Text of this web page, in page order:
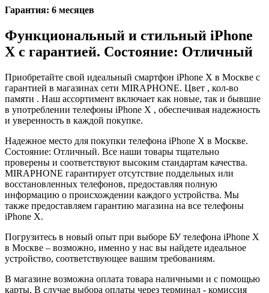
Гарантия: 6 месяцев
Функциональный и стильный iPhone
X с гарантией. Состояние: Отличный
Приобретайте свой идеальный смартфон iPhone X в Москве с
гарантией в магазинах сети MIRAPHONE. Цвет , кол-во
памяти . Наш ассортимент включает как новые, так и бывшие
в употреблении телефоны iPhone X , обеспечивая надежность
и уверенность в каждой покупке.
Надежное место для покупки телефона iPhone X в Москве.
Состояние: Отличный. Все наши товары тщательно
проверены и соответствуют высоким стандартам качества.
MIRAPHONE гарантирует отсутствие поддельных или
восстановленных телефонов, предоставляя полную
информацию о происхождении каждого устройства. Мы
также предоставляем гарантию магазина на все телефоны
iPhone X.
Погрузитесь в новый опыт при выборе БУ телефона iPhone X
в Москве – возможно, именно у нас вы найдете идеальное
устройство, соответствующее вашим требованиям.
В магазине возможна оплата товара наличными и с помощью
карты. В случае выбора оплаты через терминал - комиссия